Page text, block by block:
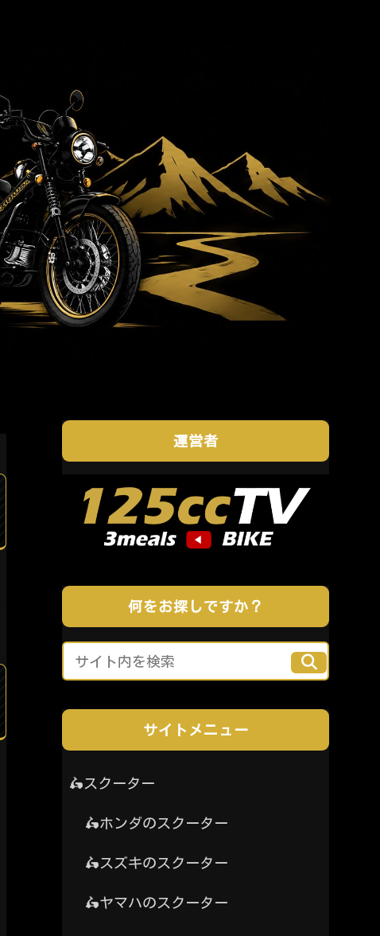
運営者
何をお探しですか？
サイトメニュー
🛵スクーター
🛵ホンダのスクーター
🛵スズキのスクーター
🛵ヤマハのスクーター